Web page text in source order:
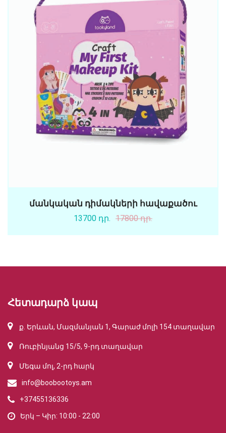
մանկական դիմակների հավաքածու
13700 դր. 17800 դր.
Հետադարձ կապ
ք. Երևան, Մազմանյան 1, Գարաժ մոլի 154 տաղավար
Ռուբինյանց 15/5, 9-րդ տաղավար
Մեգա մոլ, 2-րդ հարկ
info@boobootoys.am
+37455136336
Երկ – Կիր: 10:00 - 22:00